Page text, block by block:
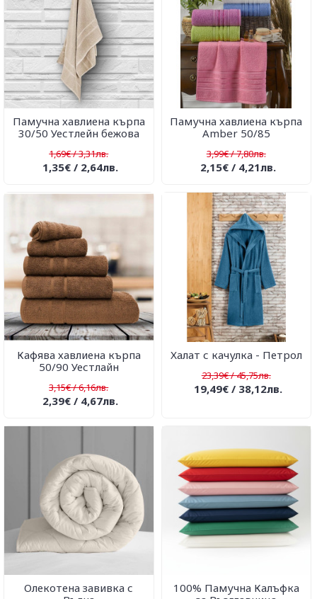
Памучна хавлиена кърпа
30/50 Уестлейн бежова
1,69€ / 3,31лв.
1,35€ / 2,64лв.
Памучна хавлиена кърпа
Amber 50/85
3,99€ / 7,80лв.
2,15€ / 4,21лв.
Кафява хавлиена кърпа
50/90 Уестлайн
3,15€ / 6,16лв.
2,39€ / 4,67лв.
Халат с качулка - Петрол
23,39€ / 45,75лв.
19,49€ / 38,12лв.
Олекотена завивка с
100% Памучна Калъфка